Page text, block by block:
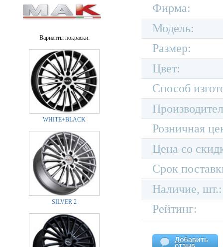
Варианты покраски:
WHITE+BLACK
SILVER 2
Фирма:
Модель:
Размер:
Цвет:
Способ
Розничная
Цена со
Срок
Наличие, шт.:
Рейтинг: